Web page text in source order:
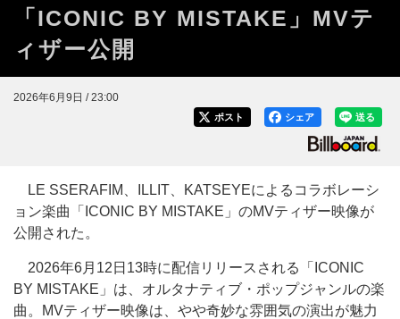
「ICONIC BY MISTAKE」MVテ
ィザー公開
2026年6月9日 / 23:00
送る
シェア
ポスト
LE SSERAFIM、ILLIT、KATSEYEによるコラボレーシ
ョン楽曲「ICONIC BY MISTAKE」のMVティザー映像が
公開された。
2026年6月12日13時に配信リリースされる「ICONIC
BY MISTAKE」は、オルタナティブ・ポップジャンルの楽
曲。MVティザー映像は、やや奇妙な雰囲気の演出が魅力